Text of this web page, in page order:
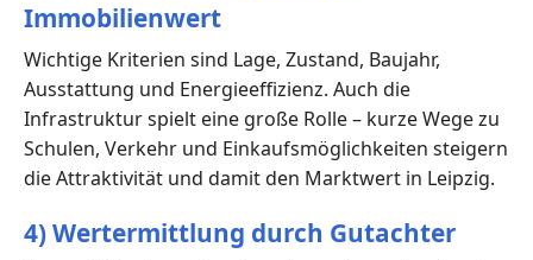
Immobilienwert
Wichtige Kriterien sind Lage, Zustand, Baujahr,
Ausstattung und Energieeffizienz. Auch die
Infrastruktur spielt eine große Rolle – kurze Wege zu
Schulen, Verkehr und Einkaufsmöglichkeiten steigern
die Attraktivität und damit den Marktwert in Leipzig.
4) Wertermittlung durch Gutachter